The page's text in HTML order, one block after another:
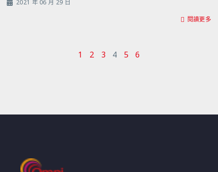
2021 年 06 月 29 日
閱讀更多
1 2 3 4 5 6